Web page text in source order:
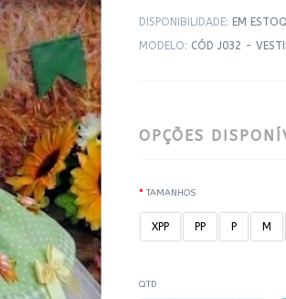
DISPONIBILIDADE: EM
MODELO: CÓD J032 -
OPÇÕES
TAMANHOS
XPP PP P M
QTD